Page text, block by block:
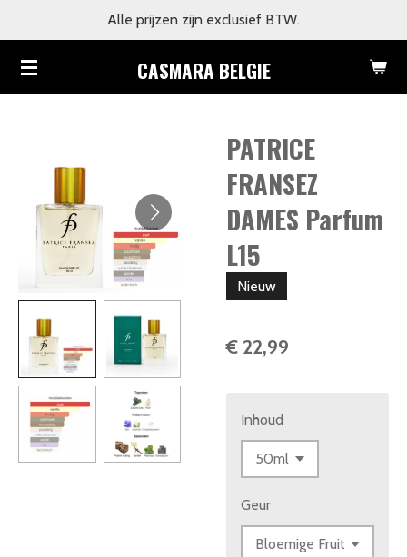
naar
de
CASMARA BELGIE
Alle prijzen zijn exclusief BTW.
PATRICE
FRANSEZ
DAMES Parfum
L15
Nieuw
€ 22,99
Inhoud
Geur